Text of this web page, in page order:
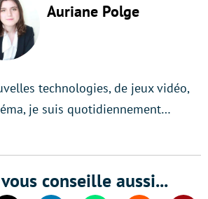
Auriane Polge
technologies, de jeux vidéo,
je suis quotidiennement…
conseille aussi...